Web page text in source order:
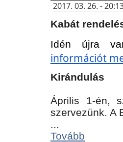
2017. 03. 26. -
Kabát
Idén újra
információt
Kirándulás
Április 1-én,
szervezünk. A
...
Tovább